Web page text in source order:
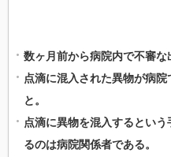
数ヶ月前から病院内で不審な
点滴に混入された異物が病
と。
点滴に異物を混入するとい
るのは病院関係者である。